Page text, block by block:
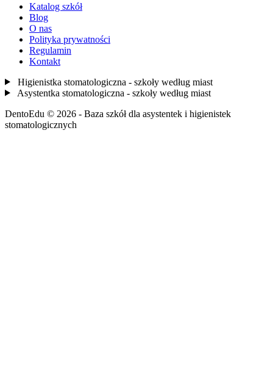
Katalog szkół
Blog
O nas
Polityka prywatności
Regulamin
Kontakt
Higienistka stomatologiczna - szkoły według miast
Asystentka stomatologiczna - szkoły według miast
DentoEdu © 2026 - Baza szkół dla asystentek i higienistek
stomatologicznych